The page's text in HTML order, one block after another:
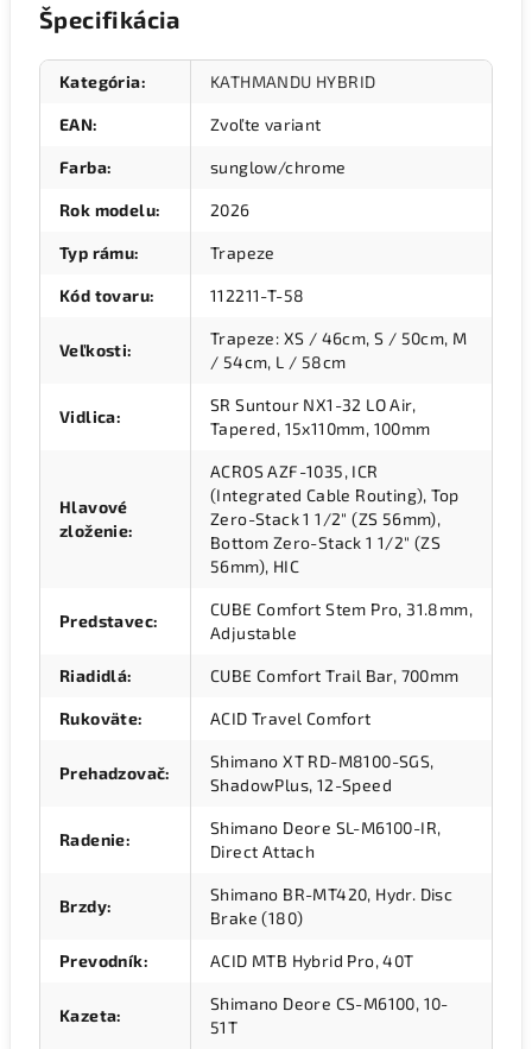
Špecifikácia
Kategória: KATHMANDU HYBRID
EAN: Zvoľte variant
Farba: sunglow/chrome
Rok modelu: 2026
Typ rámu: Trapeze
Kód tovaru: 112211-T-58
Veľkosti:
Trapeze: XS / 46cm, S / 50cm, M
/ 54cm, L / 58cm
Vidlica:
SR Suntour NX1-32 LO Air,
Tapered, 15x110mm, 100mm
Hlavové
zloženie:
ACROS AZF-1035, ICR
(Integrated Cable Routing), Top
Zero-Stack 1 1/2" (ZS 56mm),
Bottom Zero-Stack 1 1/2" (ZS
56mm), HIC
Predstavec:
CUBE Comfort Stem Pro, 31.8mm,
Adjustable
Riadidlá: CUBE Comfort Trail Bar, 700mm
Rukoväte: ACID Travel Comfort
Prehadzovač:
Shimano XT RD-M8100-SGS,
ShadowPlus, 12-Speed
Radenie:
Shimano Deore SL-M6100-IR,
Direct Attach
Brzdy:
Shimano BR-MT420, Hydr. Disc
Brake (180)
Prevodník: ACID MTB Hybrid Pro, 40T
Kazeta:
Shimano Deore CS-M6100, 10-
51T